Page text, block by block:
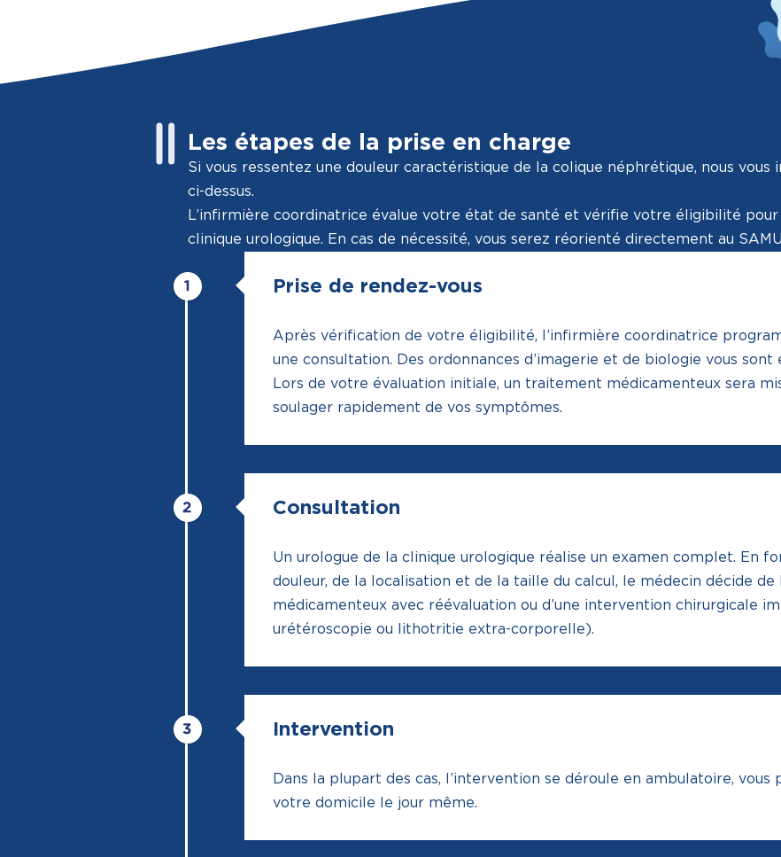
Les étapes de la prise en charge
Si vous ressentez une douleur caractéristique de la colique néphrétique, nous
ci-dessus.
L’infirmière coordinatrice évalue votre état de santé et vérifie votre éligibilité
clinique urologique. En cas de nécessité, vous serez réorienté directement au
Prise de rendez-vous
Après vérification de votre éligibilité, l’infirmière coordinatrice
une consultation. Des ordonnances d’imagerie et de biologie vous sont
Lors de votre évaluation initiale, un traitement médicamenteux sera
soulager rapidement de vos symptômes.
Consultation
Un urologue de la clinique urologique réalise un examen complet. En
douleur, de la localisation et de la taille du calcul, le médecin décide
médicamenteux avec réévaluation ou d’une intervention chirurgicale
urétéroscopie ou lithotritie extra-corporelle).
Intervention
Dans la plupart des cas, l’intervention se déroule en ambulatoire,
votre domicile le jour même.